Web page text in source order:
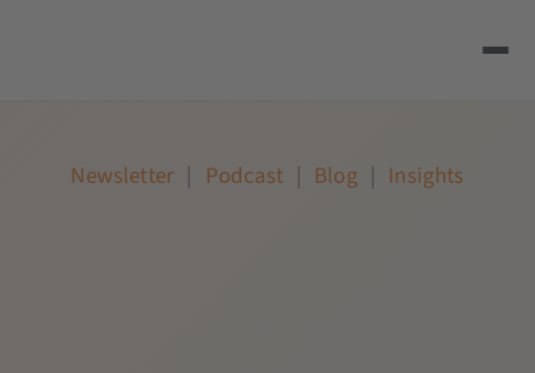
Newsletter | Podcast | Blog | Insights